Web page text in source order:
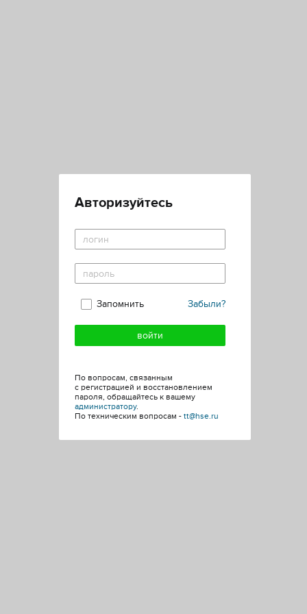
Авторизуйтесь
Забыли?
Запомнить
По вопросам, связанным
с регистрацией и восстановлением
пароля, обращайтесь к вашему
администратору.
По техническим вопросам - tt@hse.ru